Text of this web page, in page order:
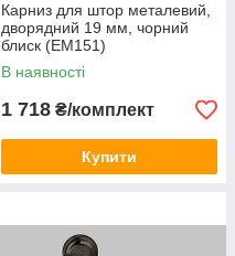
Карниз для штор металевий,
дворядний 19 мм, чорний
блиск (ЕМ151)
В наявності
1 718 ₴/комплект
Купити